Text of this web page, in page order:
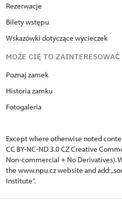
Rezerwacje
Bilety wstępu
Wskazówki dotyczące wycieczek
MOŻE CIĘ TO ZAINTERESOWAĆ
Poznaj zamek
Historia zamku
Fotogaleria
Except where otherwise noted
CC BY-NC-ND 3.0 CZCreative
Non-commercial + No Derivatives).
the www.npu.cz website and add:
Institute“.